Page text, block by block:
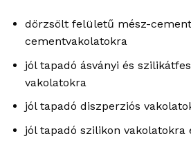
dörzsölt felületű mész-
cementvakolatokra
jól tapadó ásványi és
vakolatokra
jól tapadó diszperziós
jól tapadó szilikon vakolatokra